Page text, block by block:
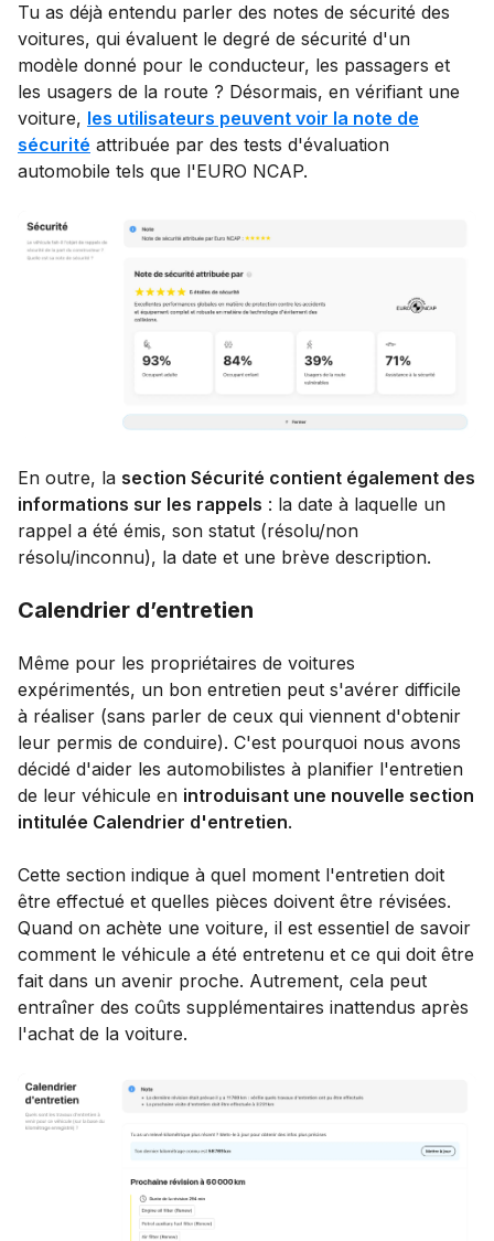
Tu as déjà entendu parler des notes de sécurité des
voitures, qui évaluent le degré de sécurité d'un
modèle donné pour le conducteur, les passagers et
les usagers de la route ? Désormais, en vérifiant une
voiture, les utilisateurs peuvent voir la note de
sécurité attribuée par des tests d'évaluation
automobile tels que l'EURO NCAP.
En outre, la section Sécurité contient également des
informations sur les rappels : la date à laquelle un
rappel a été émis, son statut (résolu/non
résolu/inconnu), la date et une brève description.
Calendrier d’entretien
Même pour les propriétaires de voitures
expérimentés, un bon entretien peut s'avérer difficile
à réaliser (sans parler de ceux qui viennent d'obtenir
leur permis de conduire). C'est pourquoi nous avons
décidé d'aider les automobilistes à planifier l'entretien
de leur véhicule en introduisant une nouvelle section
intitulée Calendrier d'entretien.
Cette section indique à quel moment l'entretien doit
être effectué et quelles pièces doivent être révisées.
Quand on achète une voiture, il est essentiel de savoir
comment le véhicule a été entretenu et ce qui doit être
fait dans un avenir proche. Autrement, cela peut
entraîner des coûts supplémentaires inattendus après
l'achat de la voiture.